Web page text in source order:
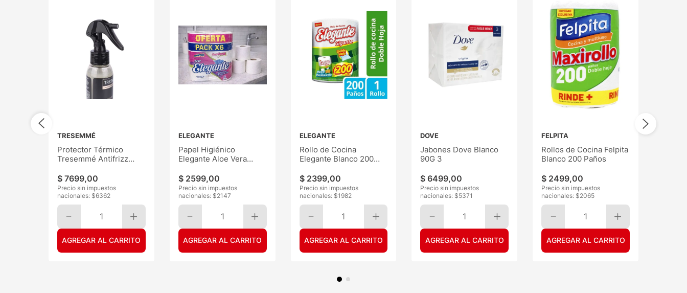
TRESEMMÉ
Protector Térmico
Tresemmé Antifrizz
$ 7699,00
Precio sin impuestos
nacionales: $6362
1
AGREGAR AL CARRITO
ELEGANTE
Papel Higiénico
Elegante Aloe Vera
$ 2599,00
Precio sin impuestos
nacionales: $2147
1
AGREGAR AL CARRITO
ELEGANTE
Rollo de Cocina
Elegante Blanco 200
$ 2399,00
Precio sin impuestos
nacionales: $1982
1
AGREGAR AL CARRITO
DOVE
Jabones Dove Blanco
90G 3
$ 6499,00
Precio sin impuestos
nacionales: $5371
1
AGREGAR AL CARRITO
FELPITA
Rollos de Cocina Felpita
Blanco 200 Paños
$ 2499,00
Precio sin impuestos
nacionales: $2065
1
AGREGAR AL CARRITO